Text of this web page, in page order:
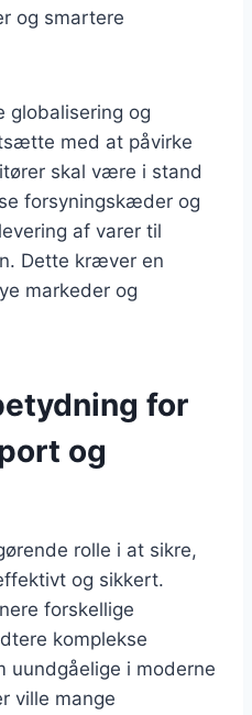
og smartere
globalisering og
med at påvirke
skal være i stand
forsyningskæder og
af varer til
Dette kræver en
markeder og
for
og
rolle i at sikre,
og sikkert.
forskellige
komplekse
uundgåelige i moderne
ville mange